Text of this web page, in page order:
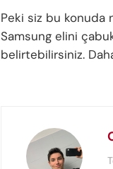
Peki siz bu konuda
Samsung elini
belirtebilirsiniz.